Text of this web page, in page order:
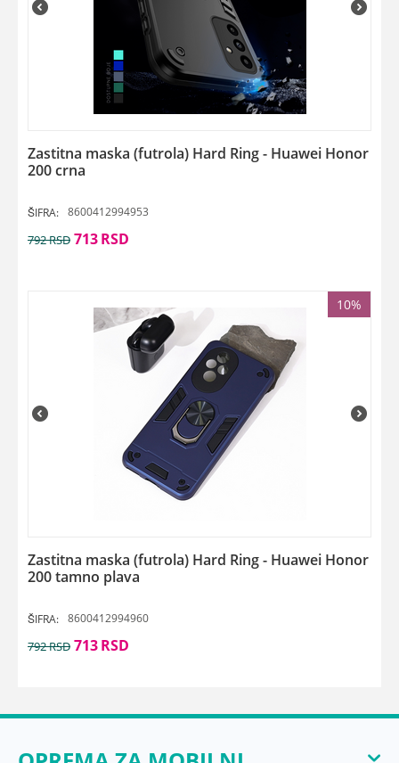
Zastitna maska (futrola) Hard Ring - Huawei Honor
200 crna
ŠIFRA: 8600412994953
792RSD 713RSD
10%
Zastitna maska (futrola) Hard Ring - Huawei Honor
200 tamno plava
ŠIFRA: 8600412994960
792RSD 713RSD